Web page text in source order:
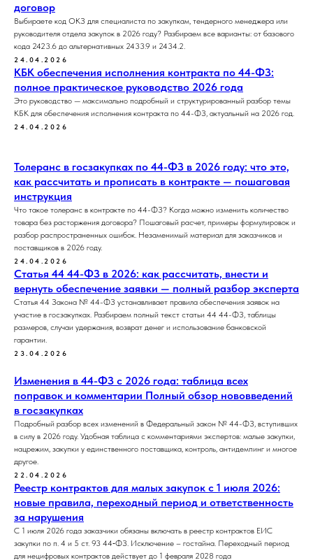
договор
Выбираете код ОКЗ для специалиста по закупкам, тендерного менеджера или
руководителя отдела закупок в 2026 году? Разбираем все варианты: от базового
кода 2423.6 до альтернативных 2433.9 и 2434.2.
24.04.2026
КБК обеспечения исполнения контракта по 44-ФЗ:
полное практическое руководство 2026 года
Это руководство — максимально подробный и структурированный разбор темы
КБК для обеспечения исполнения контракта по 44-ФЗ, актуальный на 2026 год.
24.04.2026
Толеранс в госзакупках по 44-ФЗ в 2026 году: что это,
как рассчитать и прописать в контракте — пошаговая
инструкция
Что такое толеранс в контракте по 44-ФЗ? Когда можно изменить количество
товара без расторжения договора? Пошаговый расчет, примеры формулировок и
разбор распространенных ошибок. Незаменимый материал для заказчиков и
поставщиков в 2026 году.
24.04.2026
Статья 44 44-ФЗ в 2026: как рассчитать, внести и
вернуть обеспечение заявки — полный разбор эксперта
Статья 44 Закона № 44-ФЗ устанавливает правила обеспечения заявок на
участие в госзакупках. Разбираем полный текст статьи 44 44-ФЗ, таблицы
размеров, случаи удержания, возврат денег и использование банковской
гарантии.
23.04.2026
Изменения в 44-ФЗ с 2026 года: таблица всех
поправок и комментарии Полный обзор нововведений
в госзакупках
Подробный разбор всех изменений в Федеральный закон № 44-ФЗ, вступивших
в силу в 2026 году. Удобная таблица с комментариями экспертов: малые закупки,
нацрежим, закупки у единственного поставщика, контроль, антидемпинг и многое
другое.
22.04.2026
Реестр контрактов для малых закупок с 1 июля 2026:
новые правила, переходный период и ответственность
за нарушения
С 1 июля 2026 года заказчики обязаны включать в реестр контрактов ЕИС
закупки по п. 4 и 5 ст. 93 44‑ФЗ. Исключение – гостайна. Переходный период
для нецифровых контрактов действует до 1 февраля 2028 года